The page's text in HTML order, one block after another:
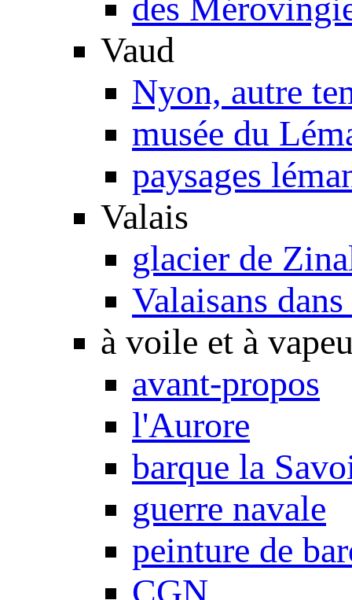
des
Vaud
Nyon, autre
musée du
paysages
Valais
glacier de
Valaisans
à voile et à
avant-propos
l'Aurore
barque la
guerre navale
peinture de
CGN